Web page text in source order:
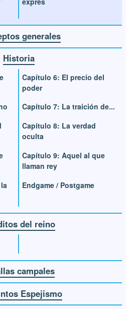
generales
Historia
Capítulo 6: El precio del
poder
Capítulo 7: La traición de...
Capítulo 8: La verdad
oculta
Capítulo 9: Aquel al que
llaman rey
Endgame / Postgame
del reino
campales
Espejismo